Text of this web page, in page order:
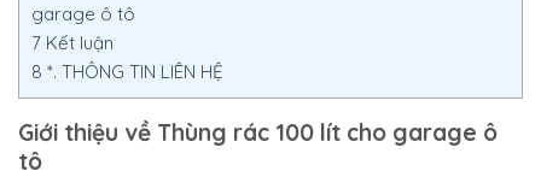
garage ô tô
7 Kết luận
8 *. THÔNG TIN LIÊN HỆ
Giới thiệu về Thùng rác 100 lít cho garage ô
tô